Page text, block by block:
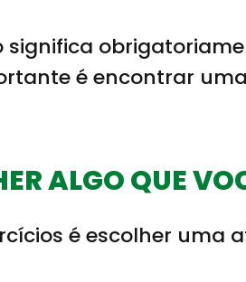
é encontrar
ALGO QUE
é escolher uma